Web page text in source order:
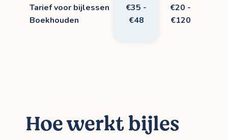
Tarief voor bijlessen
Boekhouden
€35 -
€48
€20 -
€120
Hoe werkt bijles